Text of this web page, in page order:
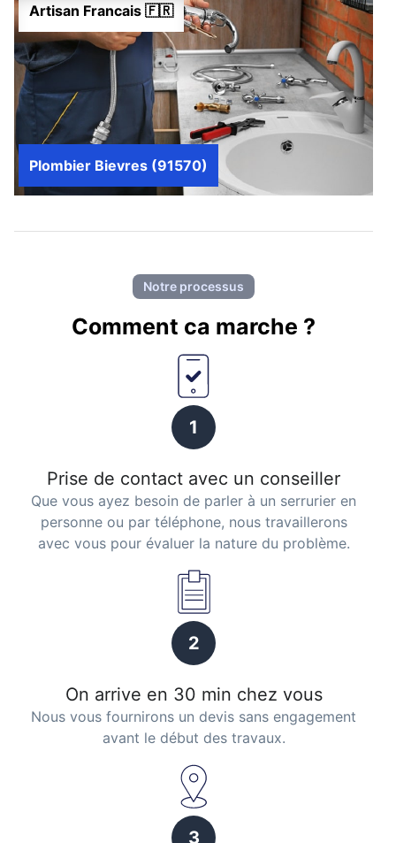
Artisan Francais 🇫🇷
Plombier Bievres (91570)
Notre processus
Comment ca marche ?
1
Prise de contact avec un conseiller
Que vous ayez besoin de parler à un serrurier en
personne ou par téléphone, nous travaillerons
avec vous pour évaluer la nature du problème.
2
On arrive en 30 min chez vous
Nous vous fournirons un devis sans engagement
avant le début des travaux.
3